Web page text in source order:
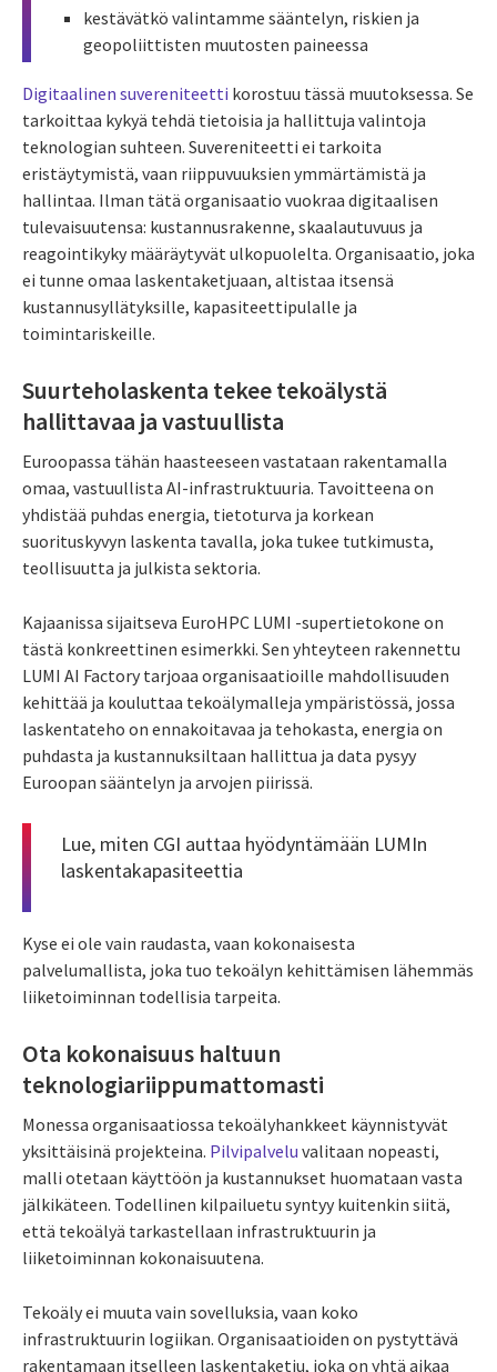
kestävätkö valintamme sääntelyn, riskien ja
geopoliittisten muutosten paineessa
Digitaalinen suvereniteetti korostuu tässä muutoksessa. Se
tarkoittaa kykyä tehdä tietoisia ja hallittuja valintoja
teknologian suhteen. Suvereniteetti ei tarkoita
eristäytymistä, vaan riippuvuuksien ymmärtämistä ja
hallintaa. Ilman tätä organisaatio vuokraa digitaalisen
tulevaisuutensa: kustannusrakenne, skaalautuvuus ja
reagointikyky määräytyvät ulkopuolelta. Organisaatio, joka
ei tunne omaa laskentaketjuaan, altistaa itsensä
kustannusyllätyksille, kapasiteettipulalle ja
toimintariskeille.
Suurteholaskenta tekee tekoälystä
hallittavaa ja vastuullista
Euroopassa tähän haasteeseen vastataan rakentamalla
omaa, vastuullista AI-infrastruktuuria. Tavoitteena on
yhdistää puhdas energia, tietoturva ja korkean
suorituskyvyn laskenta tavalla, joka tukee tutkimusta,
teollisuutta ja julkista sektoria.
Kajaanissa sijaitseva EuroHPC LUMI -supertietokone on
tästä konkreettinen esimerkki. Sen yhteyteen rakennettu
LUMI AI Factory tarjoaa organisaatioille mahdollisuuden
kehittää ja kouluttaa tekoälymalleja ympäristössä, jossa
laskentateho on ennakoitavaa ja tehokasta, energia on
puhdasta ja kustannuksiltaan hallittua ja data pysyy
Euroopan sääntelyn ja arvojen piirissä.
Lue, miten CGI auttaa hyödyntämään LUMIn
laskentakapasiteettia
Kyse ei ole vain raudasta, vaan kokonaisesta
palvelumallista, joka tuo tekoälyn kehittämisen lähemmäs
liiketoiminnan todellisia tarpeita.
Ota kokonaisuus haltuun
teknologiariippumattomasti
Monessa organisaatiossa tekoälyhankkeet käynnistyvät
yksittäisinä projekteina. Pilvipalvelu valitaan nopeasti,
malli otetaan käyttöön ja kustannukset huomataan vasta
jälkikäteen. Todellinen kilpailuetu syntyy kuitenkin siitä,
että tekoälyä tarkastellaan infrastruktuurin ja
liiketoiminnan kokonaisuutena.
Tekoäly ei muuta vain sovelluksia, vaan koko
infrastruktuurin logiikan. Organisaatioiden on pystyttävä
rakentamaan itselleen laskentaketju, joka on yhtä aikaa